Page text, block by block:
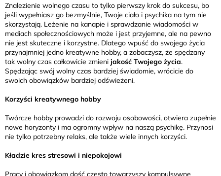
Znalezienie wolnego czasu to tylko pierwszy krok do sukcesu, bo
jeśli wypełniasz go bezmyślnie, Twoje ciało i psychika na tym nie
skorzystają. Leżenie na kanapie i sprawdzanie wiadomości w
mediach społecznościowych może i jest przyjemne, ale na pewno
nie jest skuteczne i korzystne. Dlatego wpuść do swojego życia
przynajmniej jedno kreatywne hobby, a zobaczysz, że spędzany
tak wolny czas całkowicie zmieni jakość Twojego życia.
Spędzając swój wolny czas bardziej świadomie, wrócicie do
swoich obowiązków bardziej odświeżeni.
Korzyści kreatywnego hobby
Twórcze hobby prowadzi do rozwoju osobowości, otwiera zupełnie
nowe horyzonty i ma ogromny wpływ na naszą psychikę. Przynosi
nie tylko potrzebny relaks, ale także wiele innych korzyści.
Kładzie kres stresowi i niepokojowi
Pracy i obowiązkom dość często towarzyszy kompulsywne